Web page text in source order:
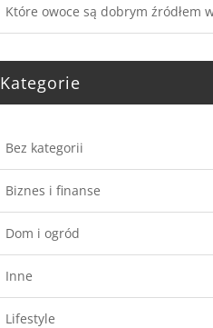
Które owoce są dobrym źródłem
Kategorie
Bez kategorii
Biznes i finanse
Dom i ogród
Inne
Lifestyle